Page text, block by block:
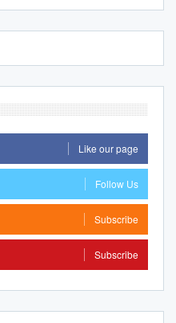
Like our page
Follow Us
Subscribe
Subscribe